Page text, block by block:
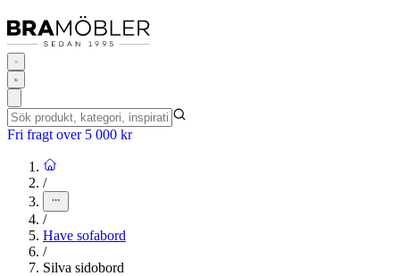
Fri fragt over 5 000 kr
/
/
Have sofabord
/
Silva sidobord